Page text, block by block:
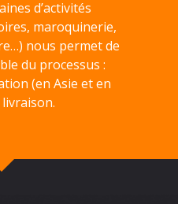
d’activités
maroquinerie,
nous permet de
du processus :
(en Asie et en